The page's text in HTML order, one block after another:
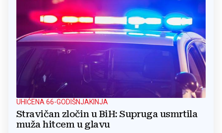
UHIĆENA 66-GODIŠNJAKINJA
Stravičan zločin u BiH: Supruga usmrtila
muža hitcem u glavu